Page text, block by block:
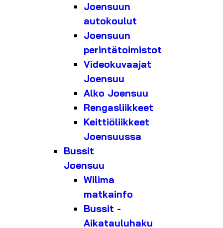
Joensuun
autokoulut
Joensuun
perintätoimistot
Videokuvaajat
Joensuu
Alko Joensuu
Rengasliikkeet
Keittiöliikkeet
Joensuussa
Bussit
Joensuu
Wilima
matkainfo
Bussit -
Aikatauluhaku